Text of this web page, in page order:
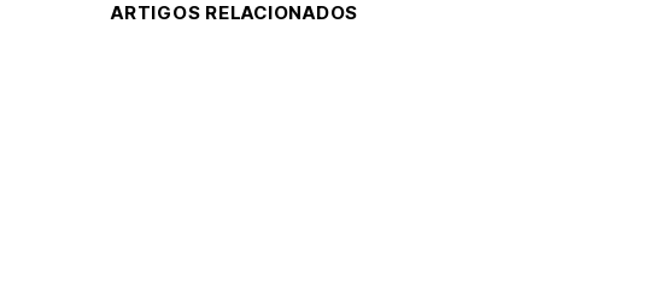
ARTIGOS RELACIONADOS